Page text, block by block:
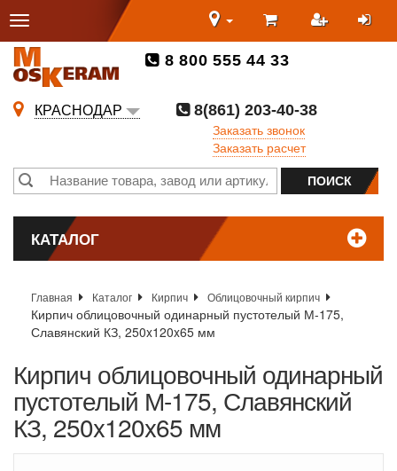
8 800 555 44 33
КРАСНОДАР
8(861) 203-40-38
Заказать звонок
Заказать расчет
КАТАЛОГ
Главная Каталог Кирпич Облицовочный кирпич
Кирпич облицовочный одинарный пустотелый М-175,
Славянский КЗ, 250x120x65 мм
Кирпич облицовочный одинарный
пустотелый М-175, Славянский
КЗ, 250x120x65 мм